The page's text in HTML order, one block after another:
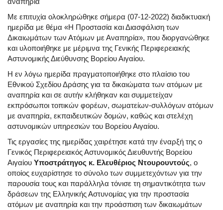
Με επιτυχία ολοκληρώθηκε σήμερα (07-12-2022) διαδικτυακή
ημερίδα με θέμα «Η Προστασία και Διασφάλιση των
Δικαιωμάτων των Ατόμων με Αναπηρία», που διοργανώθηκε
και υλοποιήθηκε με μέριμνα της Γενικής Περιφερειακής
Αστυνομικής Διεύθυνσης Βορείου Αιγαίου.
Η εν λόγω ημερίδα πραγματοποιήθηκε στο πλαίσιο του
Εθνικού Σχεδίου Δράσης για τα δικαιώματα των ατόμων με
αναπηρία και σε αυτήν κλήθηκαν και συμμετείχαν
εκπρόσωποι τοπικών φορέων, σωματείων-συλλόγων ατόμων
με αναπηρία, εκπαιδευτικών δομών, καθώς και στελέχη
αστυνομικών υπηρεσιών του Βορείου Αιγαίου.
Τις εργασίες της ημερίδας χαιρέτησε κατά την έναρξή της ο
Γενικός Περιφερειακός Αστυνομικός Διευθυντής Βορείου
Αιγαίου Υποστράτηγος κ. Ελευθέριος Ντουρουντούς, ο
οποίος ευχαρίστησε το σύνολο των συμμετεχόντων για την
παρουσία τους και παράλληλα τόνισε τη σημαντικότητα των
δράσεων της Ελληνικής Αστυνομίας για την προστασία
ατόμων με αναπηρία και την προάσπιση των δικαιωμάτων